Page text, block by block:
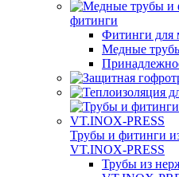
фитинги
Фитинги для
Медные
Трубы и фитинги
VT.INOX-PRESS
Трубы из